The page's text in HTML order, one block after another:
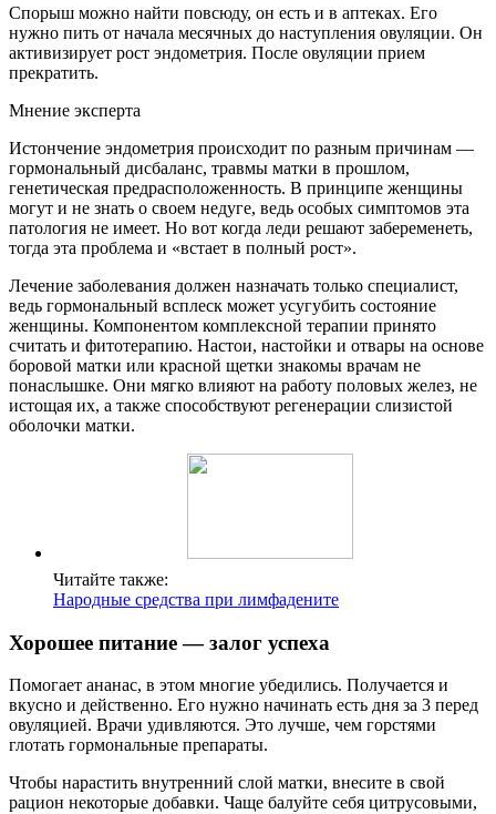
Спорыш можно найти повсюду, он есть и в аптеках. Его
нужно пить от начала месячных до наступления овуляции. Он
активизирует рост эндометрия. После овуляции прием
прекратить.
Мнение эксперта
Истончение эндометрия происходит по разным причинам —
гормональный дисбаланс, травмы матки в прошлом,
генетическая предрасположенность. В принципе женщины
могут и не знать о своем недуге, ведь особых симптомов эта
патология не имеет. Но вот когда леди решают забеременеть,
тогда эта проблема и «встает в полный рост».
Лечение заболевания должен назначать только специалист,
ведь гормональный всплеск может усугубить состояние
женщины. Компонентом комплексной терапии принято
считать и фитотерапию. Настои, настойки и отвары на основе
боровой матки или красной щетки знакомы врачам не
понаслышке. Они мягко влияют на работу половых желез, не
истощая их, а также способствуют регенерации слизистой
оболочки матки.
Читайте также:
Народные средства при лимфадените
Хорошее питание — залог успеха
Помогает ананас, в этом многие убедились. Получается и
вкусно и действенно. Его нужно начинать есть дня за 3 перед
овуляцией. Врачи удивляются. Это лучше, чем горстями
глотать гормональные препараты.
Чтобы нарастить внутренний слой матки, внесите в свой
рацион некоторые добавки. Чаще балуйте себя цитрусовыми,